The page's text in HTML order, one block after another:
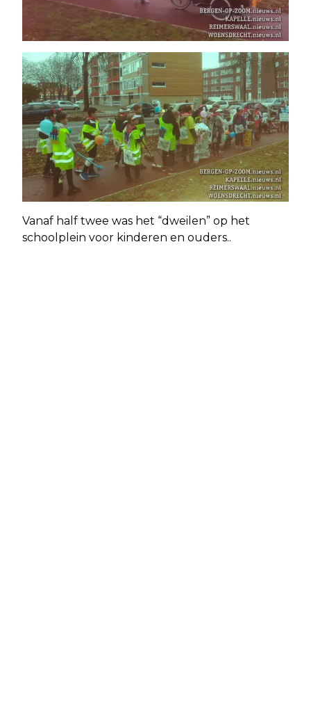
Vanaf half twee was het “dweilen” op het
schoolplein voor kinderen en ouders..